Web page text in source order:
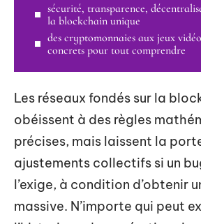
sécurité, transparence,
la blockchain unique
des cryptomonnaies aux jeux
concrets pour tout comprendre
Les réseaux fondés sur la
obéissent à des règles
précises, mais laissent la
ajustements collectifs si un
l’exige, à condition d’obtenir
massive. N’importe qui peut